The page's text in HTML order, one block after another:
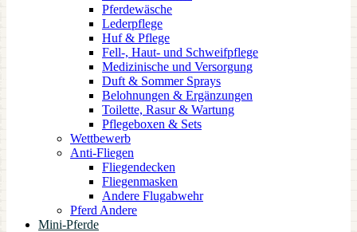
Pferdewäsche
Lederpflege
Huf & Pflege
Fell-, Haut- und Schweifpflege
Medizinische und Versorgung
Duft & Sommer Sprays
Belohnungen & Ergänzungen
Toilette, Rasur & Wartung
Pflegeboxen & Sets
Wettbewerb
Anti-Fliegen
Fliegendecken
Fliegenmasken
Andere Flugabwehr
Pferd Andere
Mini-Pferde